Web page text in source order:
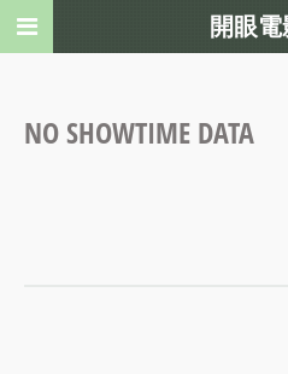
NO SHOWTIME DATA
開眼